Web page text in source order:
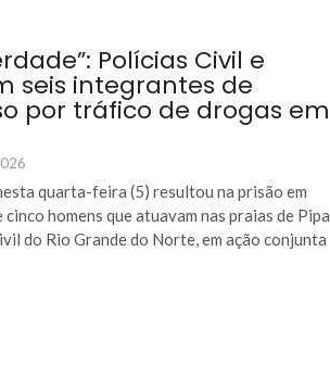
Polícias Civil e
seis integrantes de
por tráfico de drogas em
quarta-feira (5) resultou na prisão em
homens que atuavam nas praias de Pipa
do Rio Grande do Norte, em ação conjunta